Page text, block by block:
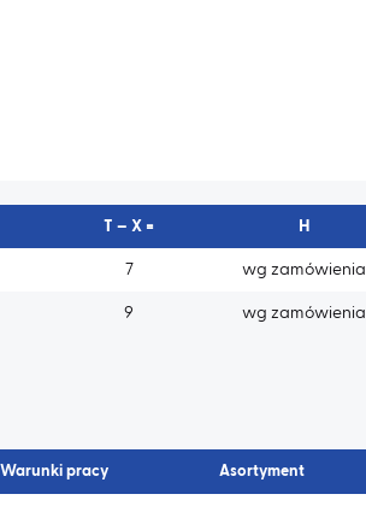
T – X = H
7 wg zamówienia
9 wg zamówienia
Warunki pracy Asortyment